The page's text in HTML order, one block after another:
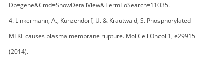
Db=gene&Cmd=ShowDetailView&TermToSearch=11035.
4. Linkermann, A., Kunzendorf, U. & Krautwald, S. Phosphorylated
MLKL causes plasma membrane rupture. Mol Cell Oncol 1, e29915
(2014).